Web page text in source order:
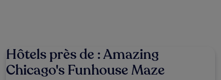
Hôtels près de : Amazing
Chicago's Funhouse Maze